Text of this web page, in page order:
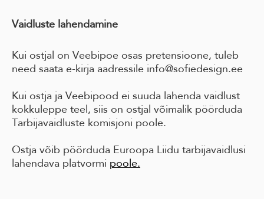
Vaidluste lahendamine
Kui ostjal on Veebipoe osas pretensioone, tuleb
need saata e-kirja aadressile info@sofiedesign.ee
Kui ostja ja Veebipood ei suuda lahenda vaidlust
kokkuleppe teel, siis on ostjal võimalik pöörduda
Tarbijavaidluste komisjoni poole.
Ostja võib pöörduda Euroopa Liidu tarbijavaidlusi
lahendava platvormi poole.